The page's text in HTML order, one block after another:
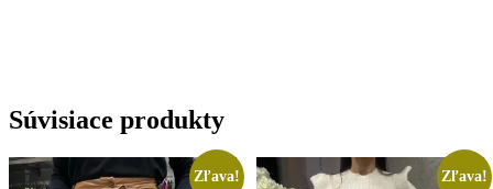
Súvisiace produkty
Zľava! Zľava!